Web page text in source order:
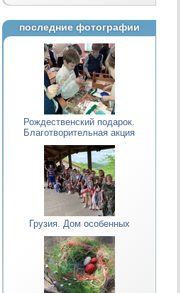
последние фотографии
Рождественский подарок.
Благотворительная акция
Грузия. Дом особенных